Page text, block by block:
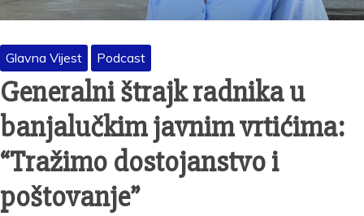
Glavna Vijest Podcast
Generalni štrajk radnika u
banjalučkim javnim vrtićima:
“Tražimo dostojanstvo i
poštovanje”